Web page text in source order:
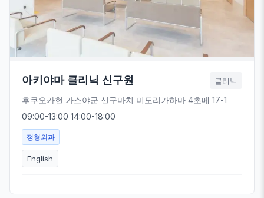
아키야마 클리닉 신구원 클리닉
후쿠오카현 가스야군 신구마치 미도리가하마 4초메 17-1
09:00-13:00 14:00-18:00
정형외과
English